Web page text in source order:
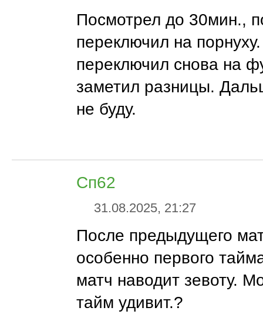
Посмотрел до 30мин.,
переключил на
переключил снова на
заметил разницы.
не буду.
Сп62
31.08.2025, 21:27
После предыдущего
особенно первого
матч наводит зевоту.
тайм удивит.?